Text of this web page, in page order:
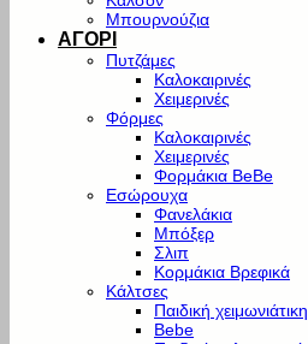
Μπουρνούζια
ΑΓΟΡΙ
Πυτζάμες
Καλοκαιρινές
Χειμερινές
Φόρμες
Καλοκαιρινές
Χειμερινές
Φορμάκια BeBe
Εσώρουχα
Φανελάκια
Μπόξερ
Σλιπ
Κορμάκια Βρεφικά
Κάλτσες
Παιδική χειμωνιάτικη
Bebe